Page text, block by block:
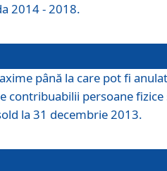
2014 - 2018.
până la care pot fi
contribuabilii persoane fizice
la 31 decembrie 2013.